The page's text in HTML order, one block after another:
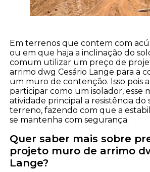
Em terrenos que contem com
ou em que haja a inclinação do
comum utilizar um preço de
arrimo dwg Cesário Lange para a
um muro de contenção. Isso pois
participar como um isolador, esse
atividade principal a resistência do
terreno, fazendo com que a
se mantenha com segurança.
Quer saber mais sobre
projeto muro de arrimo
Lange?